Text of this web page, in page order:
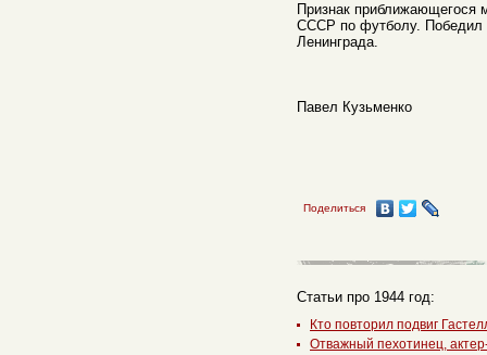
Признак приближающегося
СССР по футболу. Победил
Ленинграда.
Павел Кузьменко
Поделиться
Статьи про 1944 год:
Кто повторил подвиг
Отважный пехотинец,